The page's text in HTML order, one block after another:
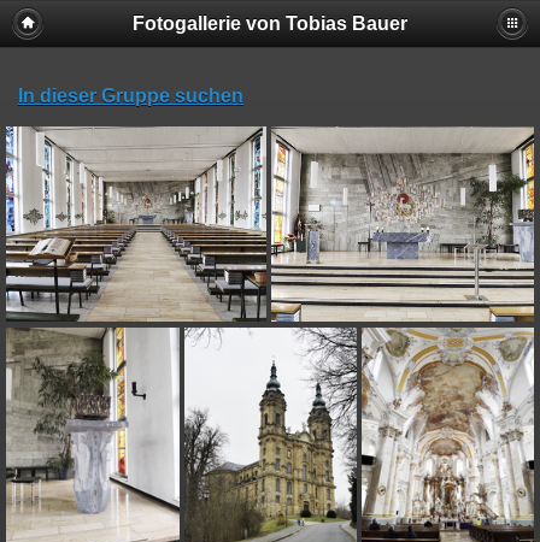
Fotogallerie von Tobias Bauer
In dieser Gruppe suchen